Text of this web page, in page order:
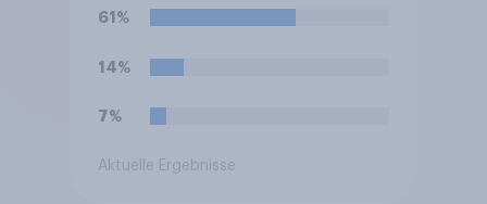
61%
14%
7%
Aktuelle Ergebnisse